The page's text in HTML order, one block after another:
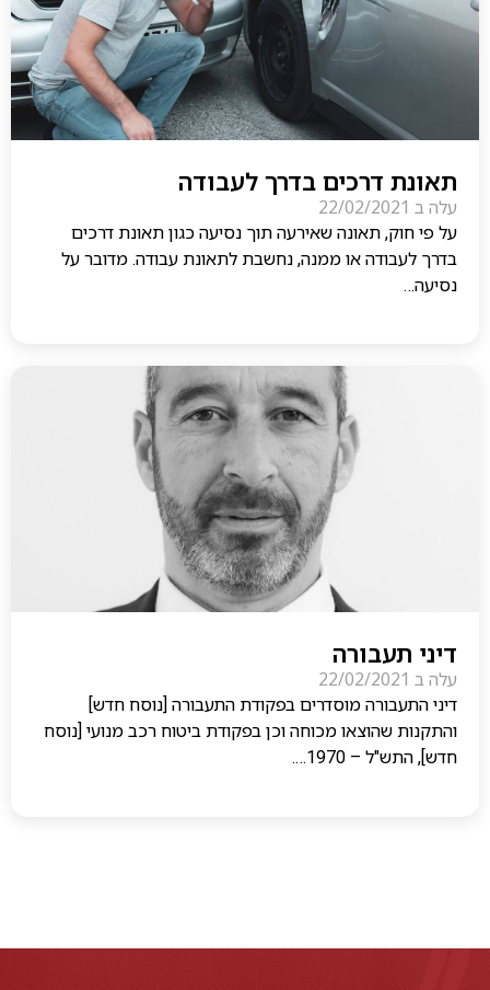
תאונת דרכים בדרך לעבודה
עלה ב 22/02/2021
על פי חוק, תאונה שאירעה תוך נסיעה כגון תאונת דרכים
בדרך לעבודה או ממנה, נחשבת לתאונת עבודה. מדובר על
נסיעה…
דיני תעבורה
עלה ב 22/02/2021
דיני התעבורה מוסדרים בפקודת התעבורה [נוסח חדש]
והתקנות שהוצאו מכוחה וכן בפקודת ביטוח רכב מנועי [נוסח
חדש], התש"ל – 1970….